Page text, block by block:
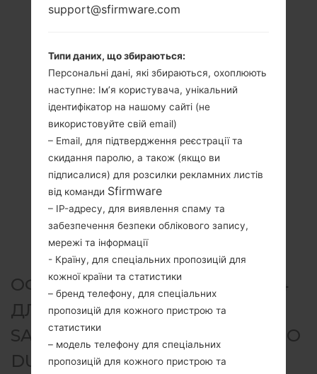
ОФІЦІЙНА ПРОШИВКА #5634
ДЛЯ GT-S5312B -
SAMSUNGGALAXY POCKET NEO
DUOS
support@sfirmware.com
Типи даних, що збираються:
Персональні дані, які збираються, охоплюють
наступне: Ім’я користувача, унікальний
ідентифікатор на нашому сайті (не
використовуйте свій email)
– Email, для підтвердження реєстрації та
скидання паролю, а також (якщо ви
підписалися) для розсилки рекламних листів
від команди Sfirmware
– IP-адресу, для виявлення спаму та
забезпечення безпеки облікового запису,
мережі та інформації
- Країну, для спеціальних пропозицій для
кожної країни та статистики
– бренд телефону, для спеціальних
пропозицій для кожного пристрою та
статистики
– модель телефону для спеціальних
пропозицій для кожного пристрою та